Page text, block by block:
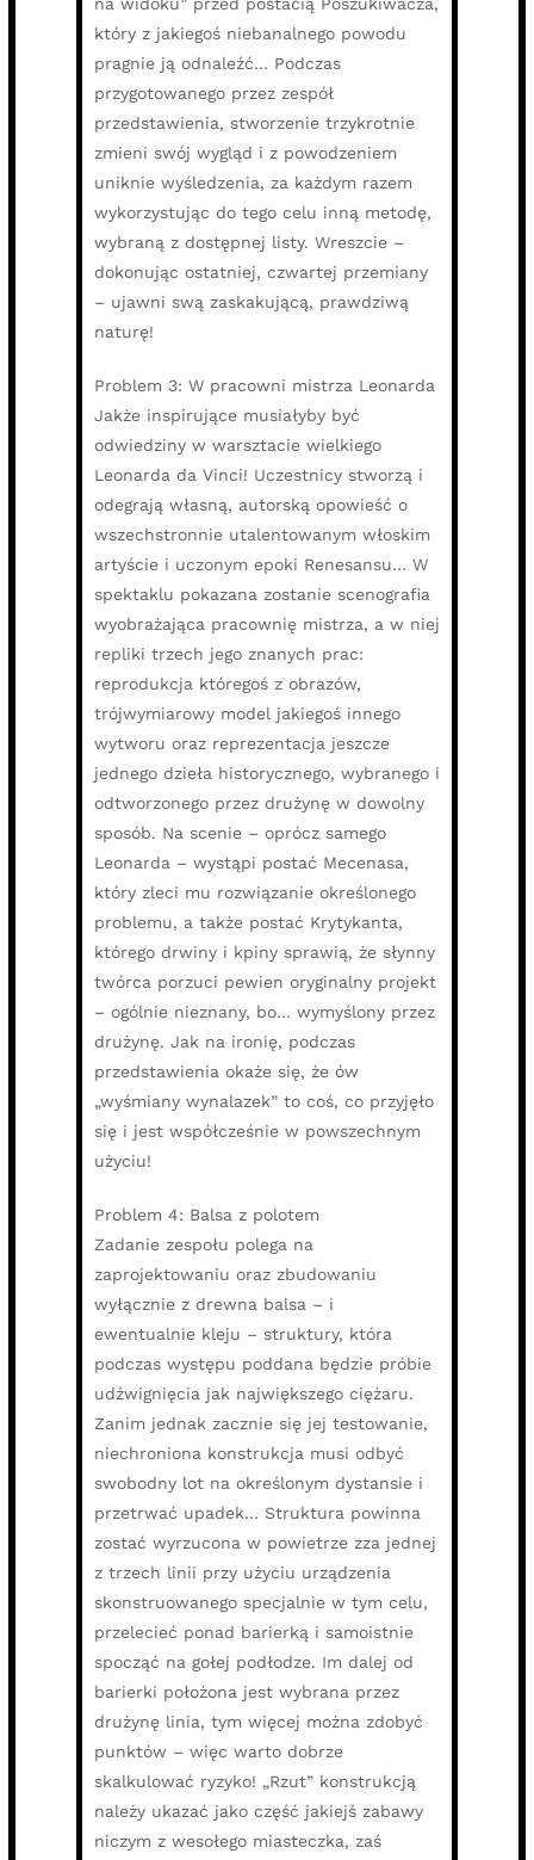
na widoku” przed postacią Poszukiwacza,
który z jakiegoś niebanalnego powodu
pragnie ją odnaleźć… Podczas
przygotowanego przez zespół
przedstawienia, stworzenie trzykrotnie
zmieni swój wygląd i z powodzeniem
uniknie wyśledzenia, za każdym razem
wykorzystując do tego celu inną metodę,
wybraną z dostępnej listy. Wreszcie –
dokonując ostatniej, czwartej przemiany
– ujawni swą zaskakującą, prawdziwą
naturę!
Problem 3: W pracowni mistrza Leonarda
Jakże inspirujące musiałyby być
odwiedziny w warsztacie wielkiego
Leonarda da Vinci! Uczestnicy stworzą i
odegrają własną, autorską opowieść o
wszechstronnie utalentowanym włoskim
artyście i uczonym epoki Renesansu… W
spektaklu pokazana zostanie scenografia
wyobrażająca pracownię mistrza, a w niej
repliki trzech jego znanych prac:
reprodukcja któregoś z obrazów,
trójwymiarowy model jakiegoś innego
wytworu oraz reprezentacja jeszcze
jednego dzieła historycznego, wybranego i
odtworzonego przez drużynę w dowolny
sposób. Na scenie – oprócz samego
Leonarda – wystąpi postać Mecenasa,
który zleci mu rozwiązanie określonego
problemu, a także postać Krytykanta,
którego drwiny i kpiny sprawią, że słynny
twórca porzuci pewien oryginalny projekt
– ogólnie nieznany, bo… wymyślony przez
drużynę. Jak na ironię, podczas
przedstawienia okaże się, że ów
„wyśmiany wynalazek” to coś, co przyjęło
się i jest współcześnie w powszechnym
użyciu!
Problem 4: Balsa z polotem
Zadanie zespołu polega na
zaprojektowaniu oraz zbudowaniu
wyłącznie z drewna balsa – i
ewentualnie kleju – struktury, która
podczas występu poddana będzie próbie
udźwignięcia jak największego ciężaru.
Zanim jednak zacznie się jej testowanie,
niechroniona konstrukcja musi odbyć
swobodny lot na określonym dystansie i
przetrwać upadek… Struktura powinna
zostać wyrzucona w powietrze zza jednej
z trzech linii przy użyciu urządzenia
skonstruowanego specjalnie w tym celu,
przelecieć ponad barierką i samoistnie
spocząć na gołej podłodze. Im dalej od
barierki położona jest wybrana przez
drużynę linia, tym więcej można zdobyć
punktów – więc warto dobrze
skalkulować ryzyko! „Rzut” konstrukcją
należy ukazać jako część jakiejś zabawy
niczym z wesołego miasteczka, zaś